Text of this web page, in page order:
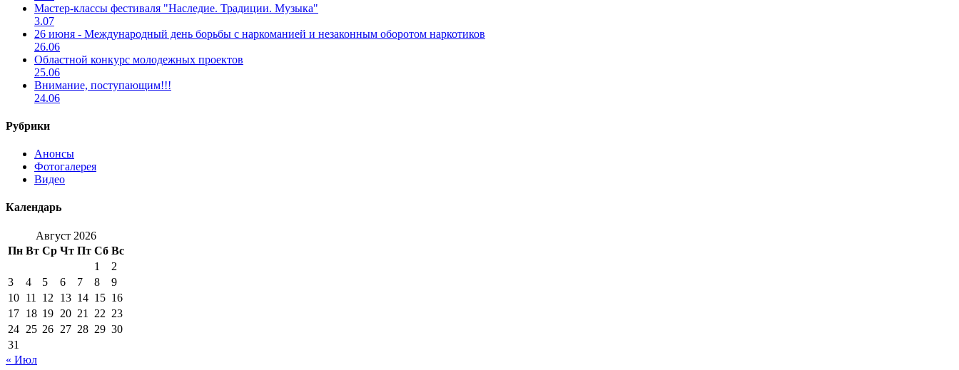
Мастер-классы фестиваля "Наследие. Традиции. Музыка"
3.07
26 июня - Международный день борьбы с наркоманией и незаконным оборотом наркотиков
26.06
Областной конкурс молодежных проектов
25.06
Внимание, поступающим!!!
24.06
Рубрики
Анонсы
Фотогалерея
Видео
Календарь
Август 2026
Пн Вт Ср Чт Пт Сб Вс
1
2
3
4 5 6 7 8
9
10 11 12 13 14 15 16
17 18 19 20 21 22 23
24 25 26 27 28 29 30
31
« Июл